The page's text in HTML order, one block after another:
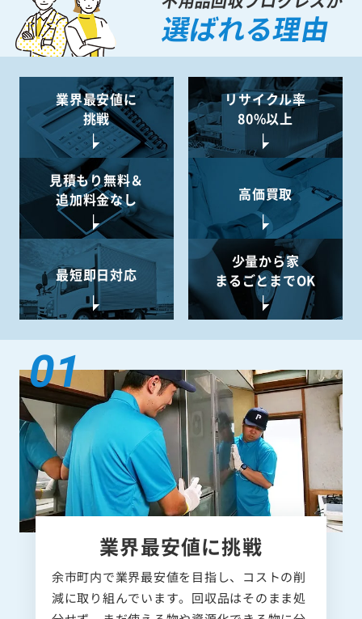
不用品回収プログレスが
選ばれる理由
業界最安値に
挑戦
リサイクル率
80%以上
見積もり無料＆
追加料金なし
高価買取
最短即日対応
少量から家
まるごとまでOK
業界最安値に挑戦
余市町内で業界最安値を目指し、コストの削
減に取り組んでいます。回収品はそのまま処